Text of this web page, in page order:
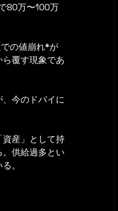
80万〜100万
の値崩れ*が
覆す現象であ
産」として持
供給過多とい
。